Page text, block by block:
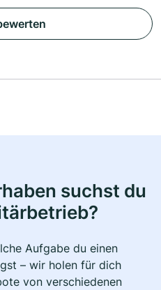
suchst du
Aufgabe du einen
– wir holen für dich
von verschiedenen